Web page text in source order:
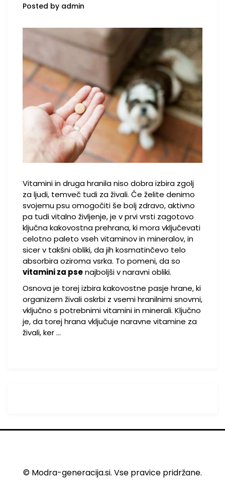
Posted by admin
Vitamini in druga hranila niso dobra izbira zgolj
za ljudi, temveč tudi za živali. Če želite denimo
svojemu psu omogočiti še bolj zdravo, aktivno
pa tudi vitalno življenje, je v prvi vrsti zagotovo
ključna kakovostna prehrana, ki mora vključevati
celotno paleto vseh vitaminov in mineralov, in
sicer v takšni obliki, da jih kosmatinčevo telo
absorbira oziroma vsrka. To pomeni, da so
vitamini za psenajboljši v naravni obliki.
Osnova je torej izbira kakovostne pasje hrane, ki
organizem živali oskrbi z vsemi hranilnimi snovmi,
vključno s potrebnimi vitamini in minerali. Ključno
je, da torej hrana vključuje naravne vitamine za
živali, ker …
© Modra-generacija.si. Vse pravice pridržane.